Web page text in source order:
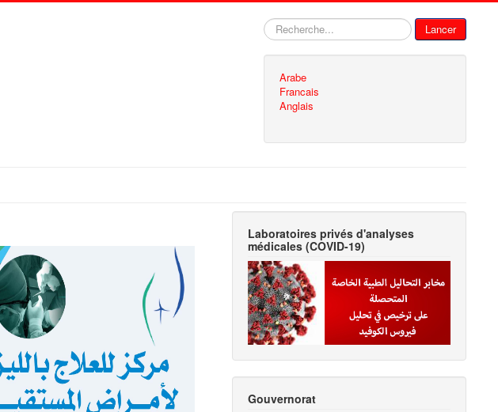
Rechercher Lancer
Arabe
Francais
Anglais
Laboratoires privés d'analyses
médicales (COVID-19)
Gouvernorat